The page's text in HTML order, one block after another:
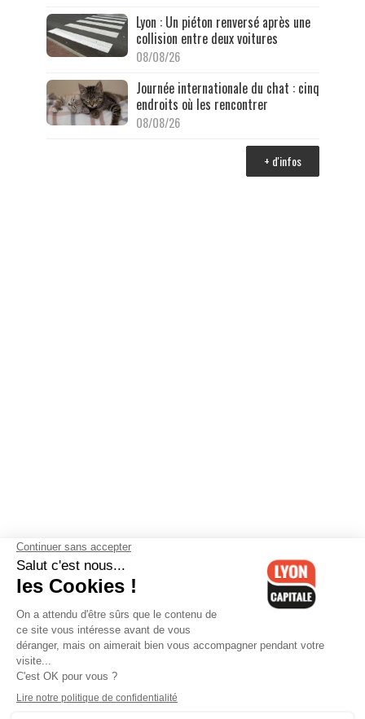
Lyon : Un piéton renversé après une
collision entre deux voitures
08/08/26
Journée internationale du chat : cinq
endroits où les rencontrer
08/08/26
+ d'infos